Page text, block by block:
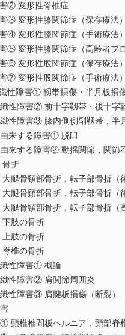
② 変形性脊椎症
③ 変形性膝関節症（保存療法）
④ 変形性膝関節症（手術療法）
⑤ 変形性膝関節症（高齢者プロ
⑥ 変形性股関節症（保存療法）
⑦ 変形性股関節症（手術療法）
性障害① 靱帯損傷・半月板損傷
性障害② 前十字靱帯・後十字
性障害③ 膝内側側副靱帯，半
来する障害① 脱臼
来する障害② 動揺関節，関節
折
骨頸部骨折，転子部骨折（
骨頸部骨折，転子部骨折（
骨頸部骨折，転子部骨折（
肢の骨折
肢の骨折
椎の骨折
性障害① 概論
性障害② 肩関節周囲炎
性障害③ 肩腱板損傷（断裂）
椎椎間板ヘルニア，頸部脊